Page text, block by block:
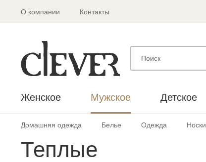
О компании Контакты
Женское Мужское Детское
Домашняя одежда Белье Одежда Носки
Теплые